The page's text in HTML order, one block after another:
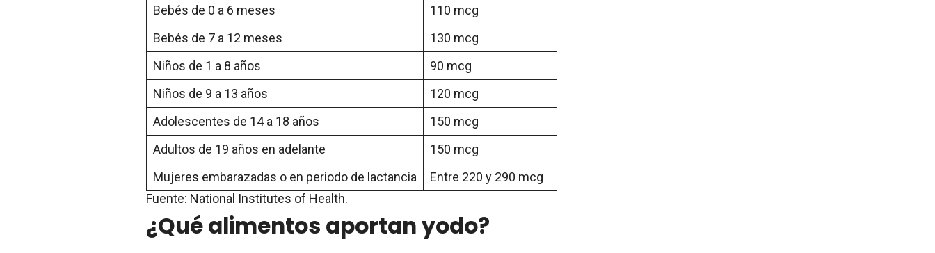
Bebés de 0 a 6 meses
110 mcg
Bebés de 7 a 12 meses
130 mcg
Niños de 1 a 8 años
90 mcg
Niños de 9 a 13 años
120 mcg
Adolescentes de 14 a 18 años
150 mcg
Adultos de 19 años en adelante
150 mcg
Mujeres embarazadas o en periodo de lactancia
Entre 220 y 290 mcg
Fuente: National Institutes of Health.
¿Qué alimentos aportan yodo?